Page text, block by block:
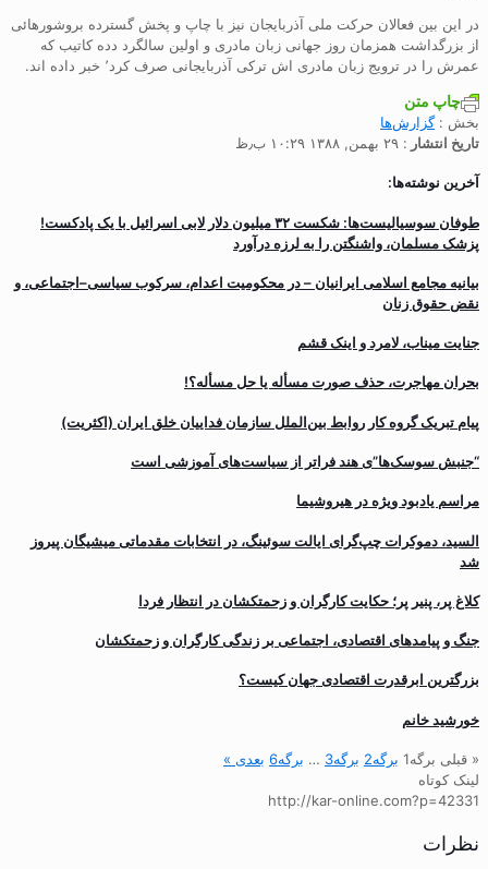
در این بین فعالان حرکت ملی آذربایجان نیز با چاپ و پخش گسترده بروشورهائی
از بزرگداشت همزمان روز جهانی زبان مادری و اولین سالگرد دده کاتیب که
عمرش را در ترویج زبان مادری اش ترکی آذربایجانی صرف کرد٬ خبر داده اند.
چاپ متن
بخش :گزارش‌ها
تاریخ انتشار : ۲۹ بهمن, ۱۳۸۸ ۱۰:۲۹ ب٫ظ
آخرین نوشته‌ها:
طوفان سوسیالیست‌ها: شکست ۳۲ میلیون دلار لابی اسرائیل با یک پادکست!
پزشک مسلمان، واشنگتن را به لرزه درآورد
بیانیه مجامع اسلامی ایرانیان – در محکومیت اعدام، سرکوب سیاسی–اجتماعی، و
نقض حقوق زنان
جنایت میناب، لامرد و اینک قشم
بحران مهاجرت‌، حذف صورت مسأله یا حل مسأله؟!
پیام تبریک گروه کار روابط بین‌الملل سازمان فداییان خلق ایران (اکثریت)
“جنبش سوسک‌ها”ی هند فراتر از سیاست‌های آموزشی است
مراسم یادبود ویژه در هیروشیما
السید، دموکرات چپ‌گرای ایالت سوئینگ، در انتخابات مقدماتی میشیگان پیروز
شد
کلاغ پر، پنیر پر؛ حکایت کارگران و زحمتکشان در انتظار فردا
جنگ و پیامدهای اقتصادی، اجتماعی بر زندگی کارگران و زحمتکشان
بزرگترین ابرقدرت اقتصادی جهان کیست؟
خورشید خانم
« قبلی برگه1 برگه2 برگه3
… برگه6 بعدی »
لینک کوتاه
http://kar-online.com?p=42331
نظرات